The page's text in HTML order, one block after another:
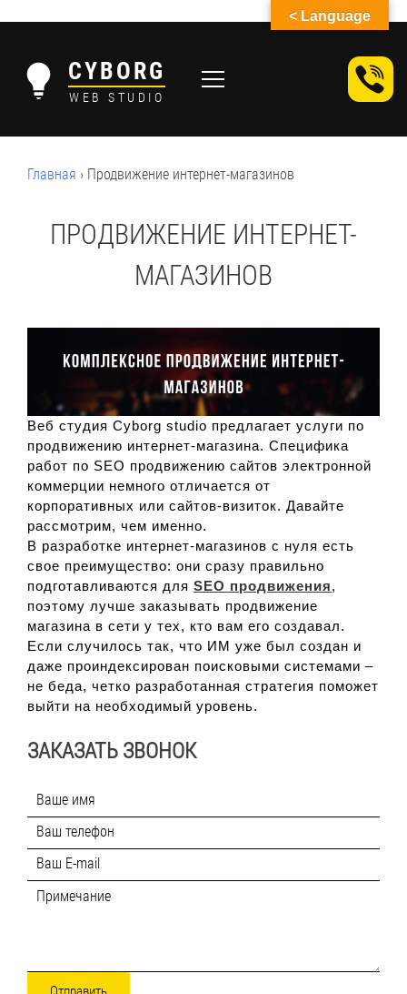
content
CYBORG
WEB STUDIO
Главная › Продвижение интернет-магазинов
ПРОДВИЖЕНИЕ ИНТЕРНЕТ-
МАГАЗИНОВ
Веб студия Cyborg studio предлагает услуги по
продвижению интернет-магазина. Специфика
работ по SEO продвижению сайтов электронной
коммерции немного отличается от
корпоративных или сайтов-визиток. Давайте
рассмотрим, чем именно.
В разработке интернет-магазинов с нуля есть
свое преимущество: они сразу правильно
подготавливаются для SEO продвижения,
поэтому лучше заказывать продвижение
магазина в сети у тех, кто вам его создавал.
Если случилось так, что ИМ уже был создан и
даже проиндексирован поисковыми системами –
не беда, четко разработанная стратегия поможет
выйти на необходимый уровень.
ЗАКАЗАТЬ ЗВОНОК
< Language